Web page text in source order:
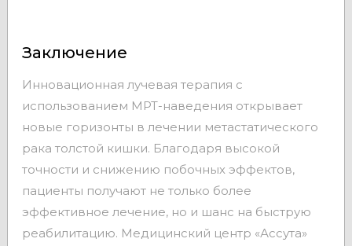
Заключение
Инновационная лучевая терапия с
использованием МРТ-наведения открывает
новые горизонты в лечении метастатического
рака толстой кишки. Благодаря высокой
точности и снижению побочных эффектов,
пациенты получают не только более
эффективное лечение, но и шанс на быструю
реабилитацию. Медицинский центр «Ассута»